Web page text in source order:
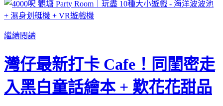
繼續閱讀
灣仔最新打卡 Cafe！同閨密走
入黑白童話繪本 + 歎花花甜品